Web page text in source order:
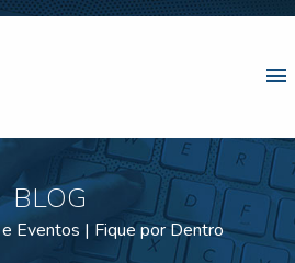
menu
BLOG
Eventos | Fique por Dentro